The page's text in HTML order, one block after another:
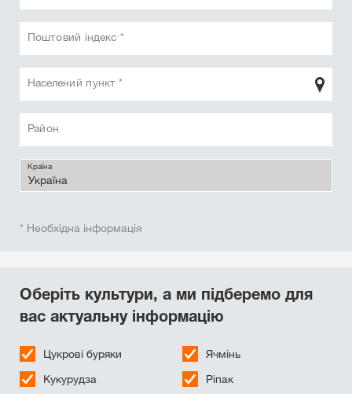
Поштовий індекс *
Населений пункт *
Район
Країна
* Необхідна інформація
Оберіть культури, а ми підберемо для
вас актуальну інформацію
Цукровi буряки
Кукурудза
Ячмінь
Ріпак